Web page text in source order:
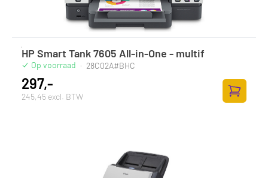
HP Smart Tank 7605 All-in-One - multif
Op voorraad · 28C02A#BHC
297,-
245,45 excl. BTW